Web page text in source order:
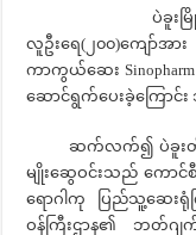
ပဲခူးမြို့နယ်အတွ
လူဦးရေ(၂၀၀)ကျေ
ကာကွယ်ဆေး
ဆောင်ရွက်ပေးခဲ့ကြောင်
ဆက်လက်၍ ပဲခူးတိုင်းဒ
မျိုးဆွေဝင်းသည် ကောင်
ရောဂါကု ပြည်သူ့ဆေးရုံ
ဝန်ကြီးဌာန၏ ဘတ်ဂျ